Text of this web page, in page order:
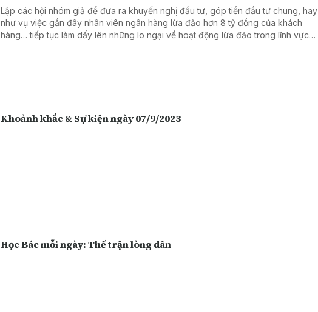
Lập các hội nhóm giả để đưa ra khuyến nghị đầu tư, góp tiền đầu tư chung, hay
như vụ việc gần đây nhân viên ngân hàng lừa đảo hơn 8 tỷ đồng của khách
hàng… tiếp tục làm dấy lên những lo ngại về hoạt động lừa đảo trong lĩnh vực
Khoảnh khắc & Sự kiện ngày 07/9/2023
Học Bác mỗi ngày: Thế trận lòng dân